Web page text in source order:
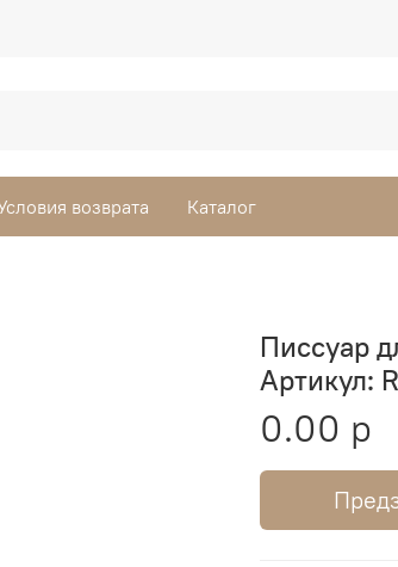
возврата Каталог
Писсуар
Артикул:
0.00 р